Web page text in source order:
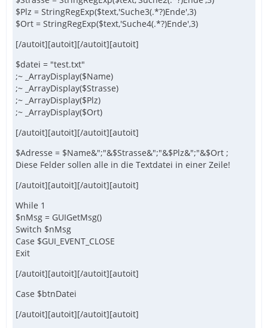
$Plz = StringRegExp($text,'Suche3(.*?)Ende',3)
$Ort = StringRegExp($text,'Suche4(.*?)Ende',3)
[/autoit][autoit][/autoit][autoit]
$datei = "test.txt"
;~ _ArrayDisplay($Name)
;~ _ArrayDisplay($Strasse)
;~ _ArrayDisplay($Plz)
;~ _ArrayDisplay($Ort)
[/autoit][autoit][/autoit][autoit]
$Adresse = $Name&";"&$Strasse&";"&$Plz&";"&$Ort ;
Diese Felder sollen alle in die Textdatei in einer Zeile!
[/autoit][autoit][/autoit][autoit]
While 1
$nMsg = GUIGetMsg()
Switch $nMsg
Case $GUI_EVENT_CLOSE
Exit
[/autoit][autoit][/autoit][autoit]
Case $btnDatei
[/autoit][autoit][/autoit][autoit]